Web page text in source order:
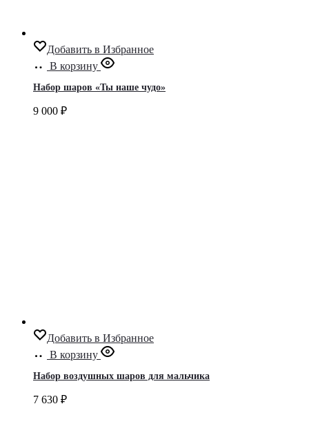
Добавить в Избранное
В корзину
Набор шаров «Ты наше чудо»
9 000 ₽
Добавить в Избранное
В корзину
Набор воздушных шаров для мальчика
7 630 ₽